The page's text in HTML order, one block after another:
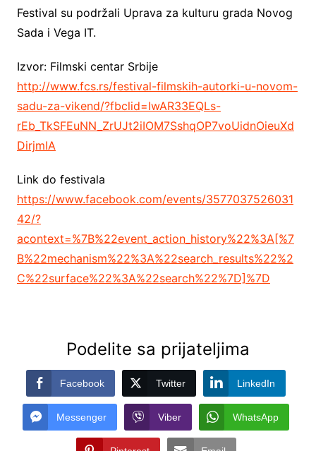
Festival su podržali Uprava za kulturu grada Novog
Sada i Vega IT.
Izvor: Filmski centar Srbije
http://www.fcs.rs/festival-filmskih-autorki-u-novom-
sadu-za-vikend/?fbclid=IwAR33EQLs-
rEb_TkSFEuNN_ZrUJt2iIOM7SshqOP7voUidnOieuXd
DirjmIA
Link do festivala
https://www.facebook.com/events/3577037526031
42/?
acontext=%7B%22event_action_history%22%3A[%7
B%22mechanism%22%3A%22search_results%22%2
C%22surface%22%3A%22search%22%7D]%7D
Podelite sa prijateljima
Facebook Twitter LinkedIn
Messenger Viber WhatsApp